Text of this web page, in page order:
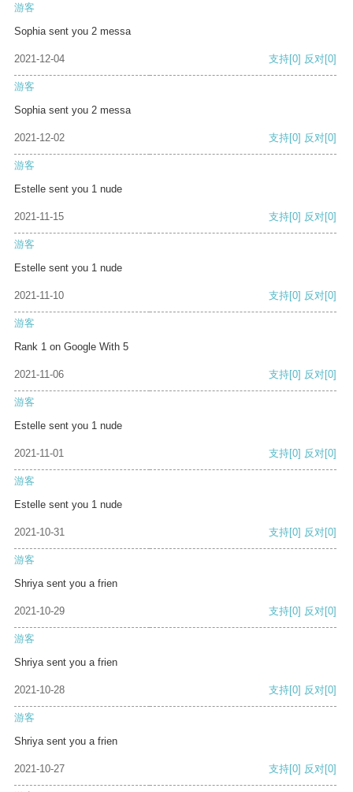
游客
Sophia sent you 2 messa
2021-12-04 支持[0] 反对[0]
游客
Sophia sent you 2 messa
2021-12-02 支持[0] 反对[0]
游客
Estelle sent you 1 nude
2021-11-15 支持[0] 反对[0]
游客
Estelle sent you 1 nude
2021-11-10 支持[0] 反对[0]
游客
Rank 1 on Google With 5
2021-11-06 支持[0] 反对[0]
游客
Estelle sent you 1 nude
2021-11-01 支持[0] 反对[0]
游客
Estelle sent you 1 nude
2021-10-31 支持[0] 反对[0]
游客
Shriya sent you a frien
2021-10-29 支持[0] 反对[0]
游客
Shriya sent you a frien
2021-10-28 支持[0] 反对[0]
游客
Shriya sent you a frien
2021-10-27 支持[0] 反对[0]